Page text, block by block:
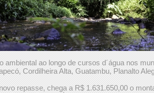
ambiental ao longo de cursos d´água nos
Cordilheira Alta, Guatambu, Planalto
repasse, chega a R$ 1.631.650,00 o